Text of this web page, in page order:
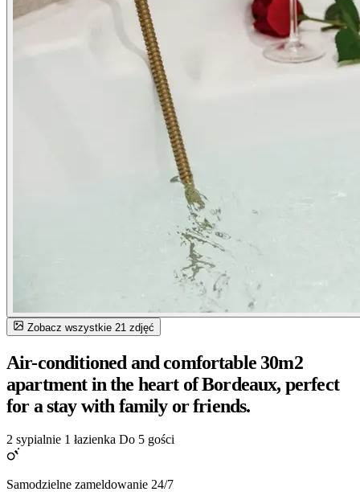
Zobacz wszystkie 21 zdjęć
Air-conditioned and comfortable 30m2
apartment in the heart of Bordeaux, perfect
for a stay with family or friends.
2 sypialnie 1 łazienka Do 5 gości
Samodzielne zameldowanie 24/7